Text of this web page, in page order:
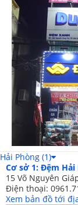
Hải Phòng (1)
Cơ sở 1: Đệm Hải
15 Võ Nguyên
Điện thoại:
Xem bản đồ tới